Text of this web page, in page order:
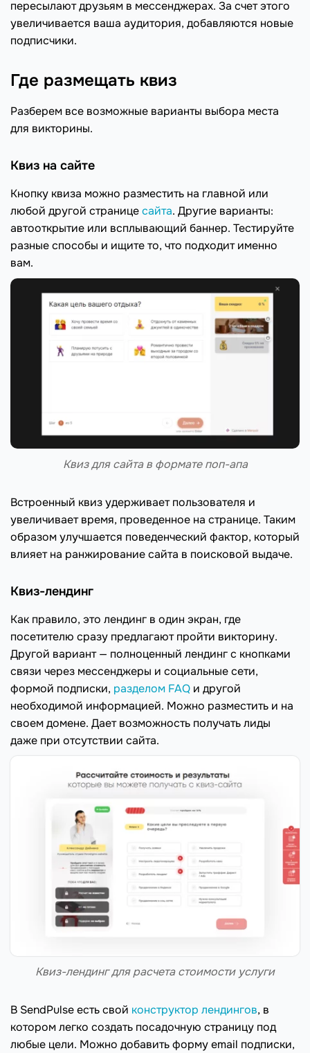
пересылают друзьям в мессенджерах. За счет этого
увеличивается ваша аудитория, добавляются новые
подписчики.
Где размещать квиз
Разберем все возможные варианты выбора места
для викторины.
Квиз на сайте
Кнопку квиза можно разместить на главной или
любой другой страницесайта. Другие варианты:
автооткрытие или всплывающий баннер. Тестируйте
разные способы и ищите то, что подходит именно
вам.
Квиз для сайта в формате поп-апа
Встроенный квиз удерживает пользователя и
увеличивает время, проведенное на странице. Таким
образом улучшается поведенческий фактор, который
влияет на ранжирование сайта в поисковой выдаче.
Квиз-лендинг
Как правило, это лендинг в один экран, где
посетителю сразу предлагают пройти викторину.
Другой вариант — полноценный лендинг с кнопками
связи через мессенджеры и социальные сети,
формой подписки, разделом FAQ и другой
необходимой информацией. Можно разместить и на
своем домене. Дает возможность получать лиды
даже при отсутствии сайта.
Квиз-лендинг для расчета стоимости услуги
В SendPulse есть свой конструктор лендингов, в
котором легко создать посадочную страницу под
любые цели. Можно добавить форму email подписки,